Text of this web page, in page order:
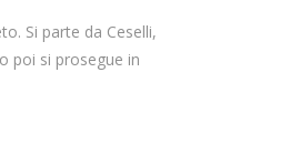
Si parte da Ceselli,
poi si prosegue in